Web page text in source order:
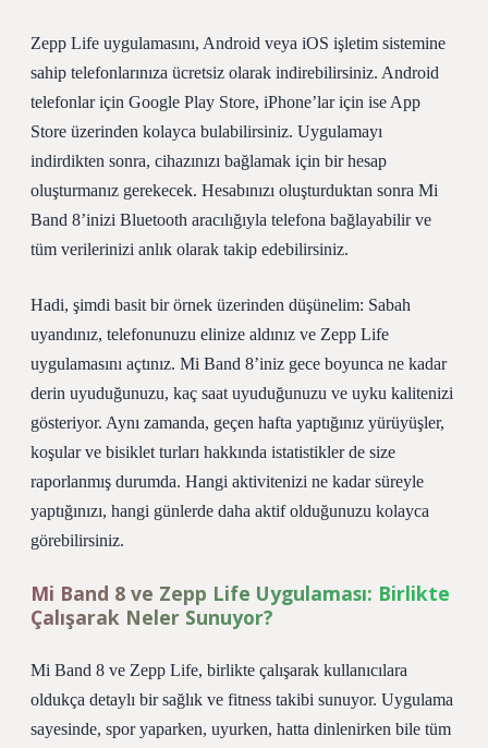
Zepp Life uygulamasını, Android veya iOS işletim sistemine
sahip telefonlarınıza ücretsiz olarak indirebilirsiniz. Android
telefonlar için Google Play Store, iPhone’lar için ise App
Store üzerinden kolayca bulabilirsiniz. Uygulamayı
indirdikten sonra, cihazınızı bağlamak için bir hesap
oluşturmanız gerekecek. Hesabınızı oluşturduktan sonra Mi
Band 8’inizi Bluetooth aracılığıyla telefona bağlayabilir ve
tüm verilerinizi anlık olarak takip edebilirsiniz.
Hadi, şimdi basit bir örnek üzerinden düşünelim: Sabah
uyandınız, telefonunuzu elinize aldınız ve Zepp Life
uygulamasını açtınız. Mi Band 8’iniz gece boyunca ne kadar
derin uyuduğunuzu, kaç saat uyuduğunuzu ve uyku kalitenizi
gösteriyor. Aynı zamanda, geçen hafta yaptığınız yürüyüşler,
koşular ve bisiklet turları hakkında istatistikler de size
raporlanmış durumda. Hangi aktivitenizi ne kadar süreyle
yaptığınızı, hangi günlerde daha aktif olduğunuzu kolayca
görebilirsiniz.
Mi Band 8 ve Zepp Life Uygulaması: Birlikte
Çalışarak Neler Sunuyor?
Mi Band 8 ve Zepp Life, birlikte çalışarak kullanıcılara
oldukça detaylı bir sağlık ve fitness takibi sunuyor. Uygulama
sayesinde, spor yaparken, uyurken, hatta dinlenirken bile tüm